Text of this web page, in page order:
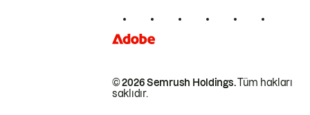
© 2026 Semrush Holdings.Tüm hakları
saklıdır.